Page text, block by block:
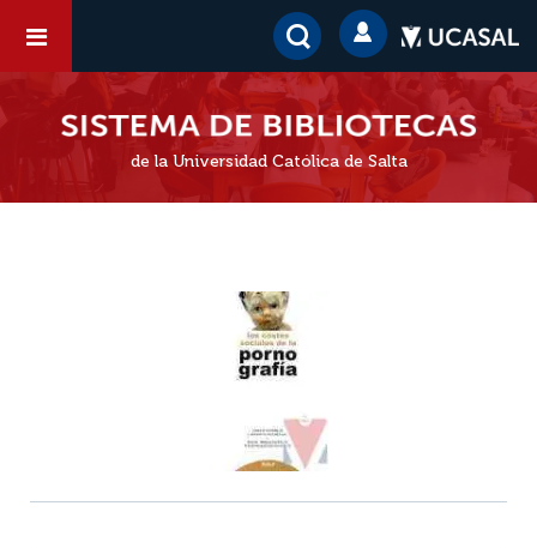
de la Universidad Católica de Salta